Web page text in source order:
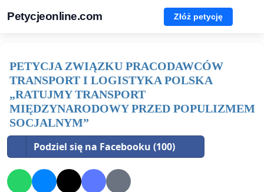
Petycjeonline.com Złóż petycję
PETYCJA ZWIĄZKU PRACODAWCÓW
TRANSPORT I LOGISTYKA POLSKA
„RATUJMY TRANSPORT
MIĘDZYNARODOWY PRZED POPULIZMEM
SOCJALNYM”
Podziel się na Facebooku (100)